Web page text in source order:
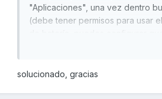
"Aplicaciones", una vez dentro
(debe tener permisos para usar
solucionado, gracias